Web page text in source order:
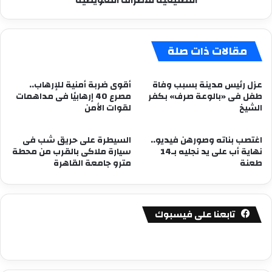
مقالات ذات صلة
عزل رئيس مدينة بسبب وفاة
طفل فى «بالوعة صرف» بكفر
الشيخ
أقوى ضربة أمنية للإرهاب..
مصرع 40 إرهابيًا فى مداهمات
لقوات الأمن
اغتصب بناته وصورهن فيديو..
نهاية أب على يد نجليه بـ14
طعنة
السيطرة على حريق شب فى
سيارة ملاكى بالقرب من محطة
مترو جامعة القاهرة
تابعنا على فيسبوك